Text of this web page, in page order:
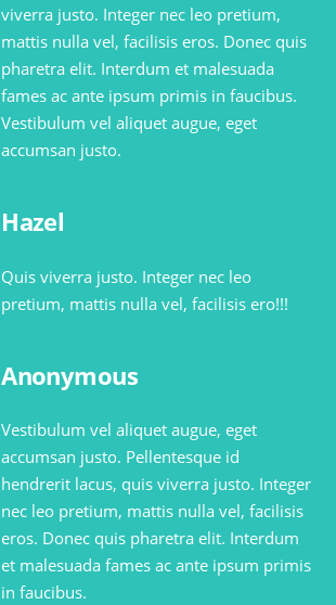
viverra justo. Integer nec leo pretium,
mattis nulla vel, facilisis eros. Donec quis
pharetra elit. Interdum et malesuada
fames ac ante ipsum primis in faucibus.
Vestibulum vel aliquet augue, eget
accumsan justo.
Hazel
Quis viverra justo. Integer nec leo
pretium, mattis nulla vel, facilisis ero!!!
Anonymous
Vestibulum vel aliquet augue, eget
accumsan justo. Pellentesque id
hendrerit lacus, quis viverra justo. Integer
nec leo pretium, mattis nulla vel, facilisis
eros. Donec quis pharetra elit. Interdum
et malesuada fames ac ante ipsum primis
in faucibus.